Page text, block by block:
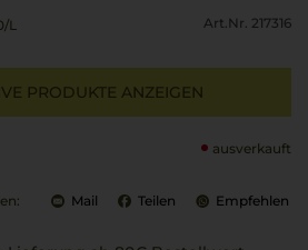
/L
Art.Nr. 217316
PRODUKTE ANZEIGEN
ausverkauft
Mail Teilen Empfehlen